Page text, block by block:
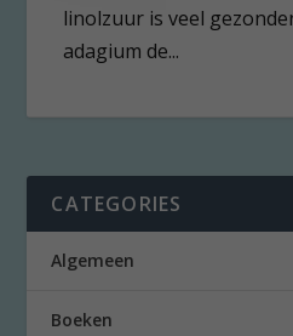
linolzuur is veel
adagium de...
CATEGORIES
Algemeen
Boeken